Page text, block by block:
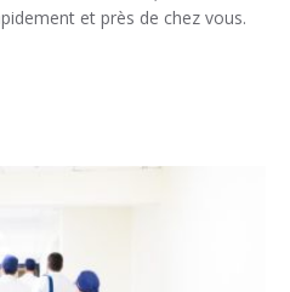
et près de chez vous.